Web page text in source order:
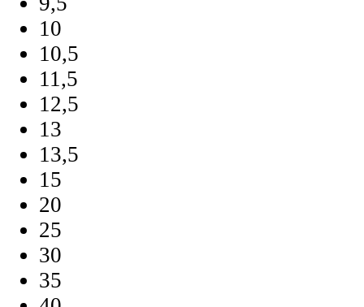
10
10,5
11,5
12,5
13
13,5
15
20
25
30
35